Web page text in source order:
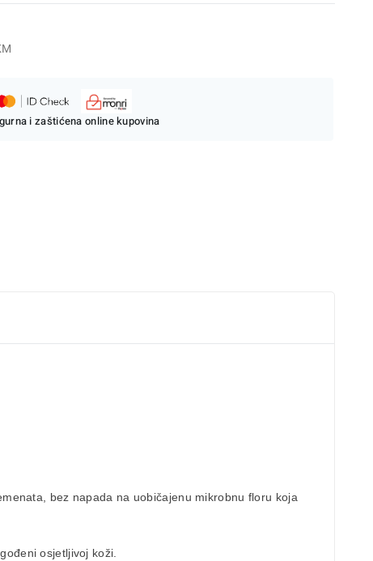
i zaštićena online kupovina
bez napada na uobičajenu mikrobnu floru koja
osjetljivoj koži.